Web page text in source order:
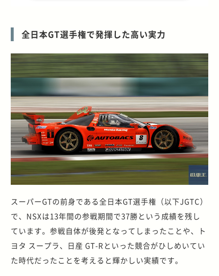
全日本GT選手権で発揮した高い実力
スーパーGTの前身である全日本GT選手権（以下JGTC）
で、NSXは13年間の参戦期間で37勝という成績を残し
ています。参戦自体が後発となってしまったことや、ト
ヨタ スープラ、日産 GT-Rといった競合がひしめいてい
た時代だったことを考えると輝かしい実績です。